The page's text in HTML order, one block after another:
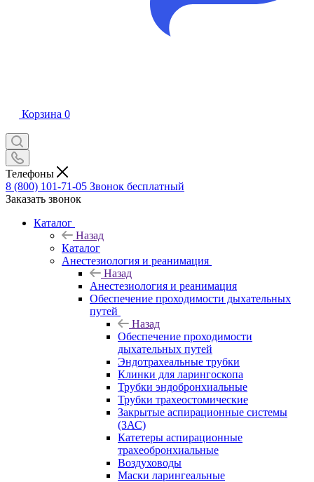
Корзина 0
Телефоны
8 (800) 101-71-05 Звонок бесплатный
Заказать звонок
Каталог
Назад
Каталог
Анестезиология и реанимация
Назад
Анестезиология и реанимация
Обеспечение проходимости дыхательных
путей
Назад
Обеспечение проходимости
дыхательных путей
Эндотрахеальные трубки
Клинки для ларингоскопа
Трубки эндобронхиальные
Трубки трахеостомические
Закрытые аспирационные системы
(ЗАС)
Катетеры аспирационные
трахеобронхиальные
Воздуховоды
Маски ларингеальные